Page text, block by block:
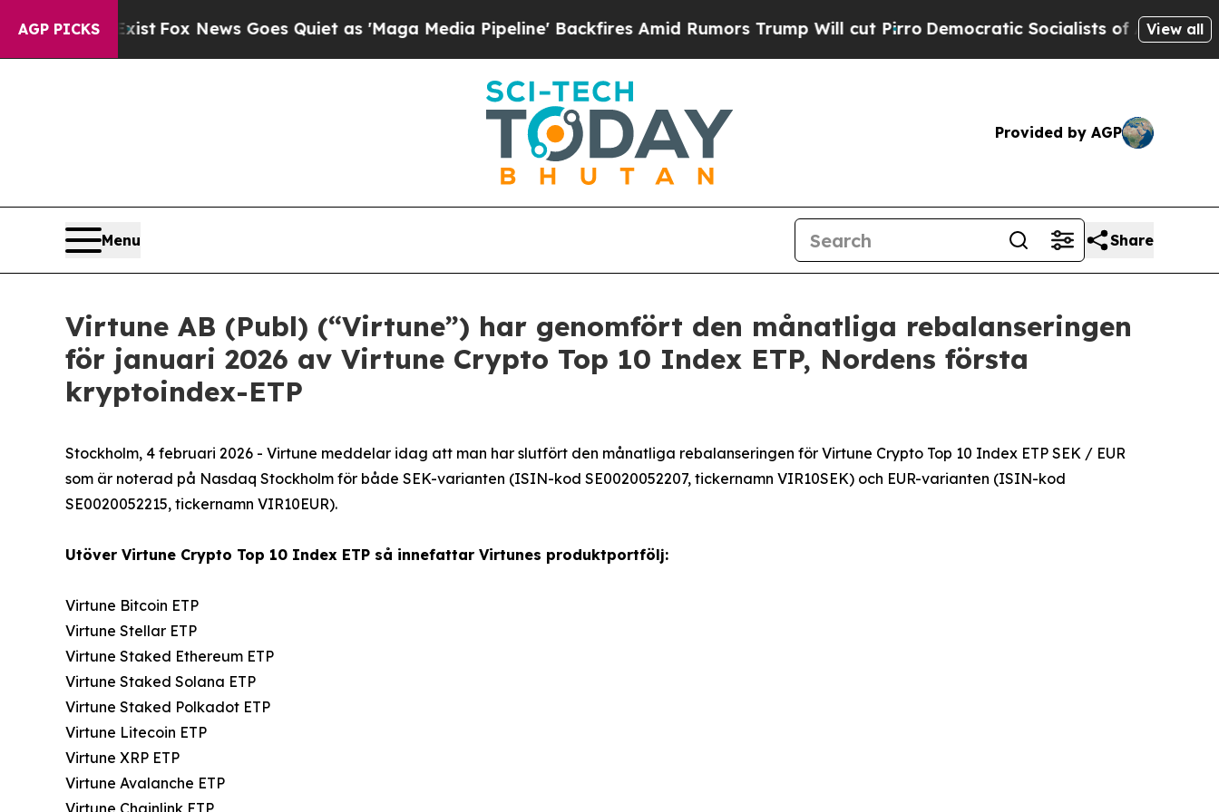
AGP PICKS
Exist Fox News Goes Quiet as 'Maga Media Pipeline' Backfires Amid Rumors Trump Will cut PirroDemocratic Socialists of America Propose
View all
Provided by AGP
Menu Share
Virtune AB (Publ) (“Virtune”) har genomfört den månatliga rebalanseringen
för januari 2026 av Virtune Crypto Top 10 Index ETP, Nordens första
kryptoindex-ETP
Stockholm, 4 februari 2026 - Virtune meddelar idag att man har slutfört den månatliga rebalanseringen för Virtune Crypto Top 10 Index ETP SEK / EUR
som är noterad på Nasdaq Stockholm för både SEK-varianten (ISIN-kod SE0020052207, tickernamn VIR10SEK) och EUR-varianten (ISIN-kod
SE0020052215, tickernamn VIR10EUR).
Utöver Virtune Crypto Top 10 Index ETP så innefattar Virtunes produktportfölj:
Virtune Bitcoin ETP
Virtune Stellar ETP
Virtune Staked Ethereum ETP
Virtune Staked Solana ETP
Virtune Staked Polkadot ETP
Virtune Litecoin ETP
Virtune XRP ETP
Virtune Avalanche ETP
Virtune Chainlink ETP